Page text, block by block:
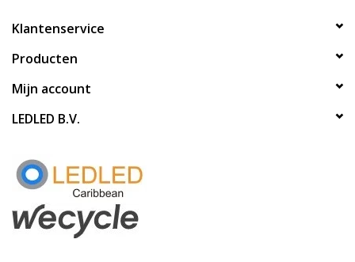
Klantenservice
Producten
Mijn account
LEDLED B.V.